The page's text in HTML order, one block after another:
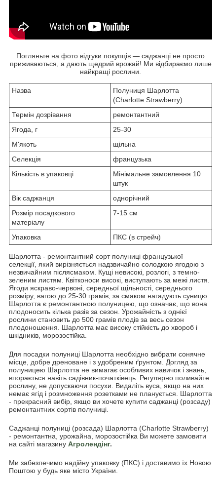
Погляньте на фото відгуки покупців — саджанці не просто
приживаються, а дають щедрий врожай! Ми відбираємо лише
найкращі рослини.
Назва
Полуниця Шарлотта
(Charlotte Strawberry)
Термін дозрівання
ремонтантний
Ягода, г
25-30
М'якоть
щільна
Селекція
французька
Кількість в упаковці
Мінімальне замовлення 10
штук
Вік саджанця
однорічний
Розмір посадкового
матеріалу
7-15 см
Упаковка ПКС (в стрейч)
Шарлотта - ремонтантний сорт полуниці французької
селекції, який вирізняється надзвичайно солодкою ягодою з
незвичайним післясмаком. Кущі невисокі, розлогі, з темно-
зеленим листям. Квітконоси високі, виступають за межі листя.
Ягоди яскраво-червоні, середньої щільності, середнього
розміру, вагою до 25-30 грамів, за смаком нагадують суницю.
Шарлотта є ремонтантною полуницею, що означає, що вона
плодоносить кілька разів за сезон. Урожайність з однієї
рослини становить до 500 грамів плодів за весь сезон
плодоношення. Шарлотта має високу стійкість до хвороб і
шкідників, морозостійка.
Для посадки полуниці Шарлотта необхідно вибрати сонячне
місце, добре дреноване і з удобреним ґрунтом. Догляд за
полуницею Шарлотта не вимагає особливих навичок і знань,
впорається навіть садівник-початківець. Регулярно поливайте
рослину, не допускаючи посухи. Видаліть вуса, якщо на них
немає ягід і розмноження розетками не планується. Шарлотта
- прекрасний вибір, якщо ви хочете купити саджанці (розсаду)
ремонтантних сортів полуниці.
Саджанці полуниці (розсада) Шарлотта (Charlotte Strawberry)
- ремонтантна, урожайна, морозостійка Ви можете замовити
на сайті магазину Агролендінг.
Ми забезпечимо надійну упаковку (ПКС) і доставимо їх Новою
Поштою у будь яке місто України.